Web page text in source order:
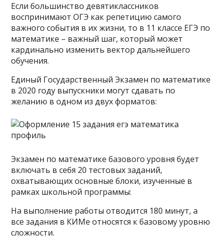
Если большинство девятиклассников
воспринимают ОГЭ как репетицию самого
важного события в их жизни, то в 11 классе ЕГЭ по
математике – важный шаг, который может
кардинально изменить вектор дальнейшего
обучения.
Единый Государственный Экзамен по математике
в 2020 году выпускники могут сдавать по
желанию в одном из двух форматов:
Экзамен по математике базового уровня будет
включать в себя 20 тестовых заданий,
охватывающих основные блоки, изученные в
рамках школьной программы:
На выполнение работы отводится 180 минут, а
все задания в КИМе относятся к базовому уровню
сложности.